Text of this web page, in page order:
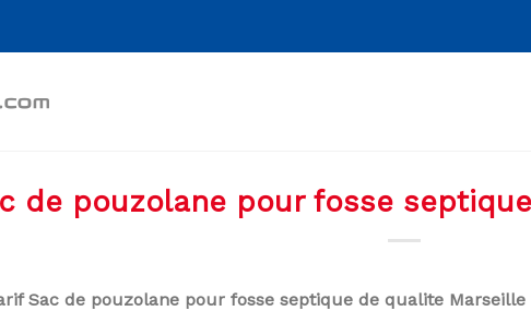
de pouzolane pour fosse
Sac de pouzolane pour fosse septique de qualite Marseille